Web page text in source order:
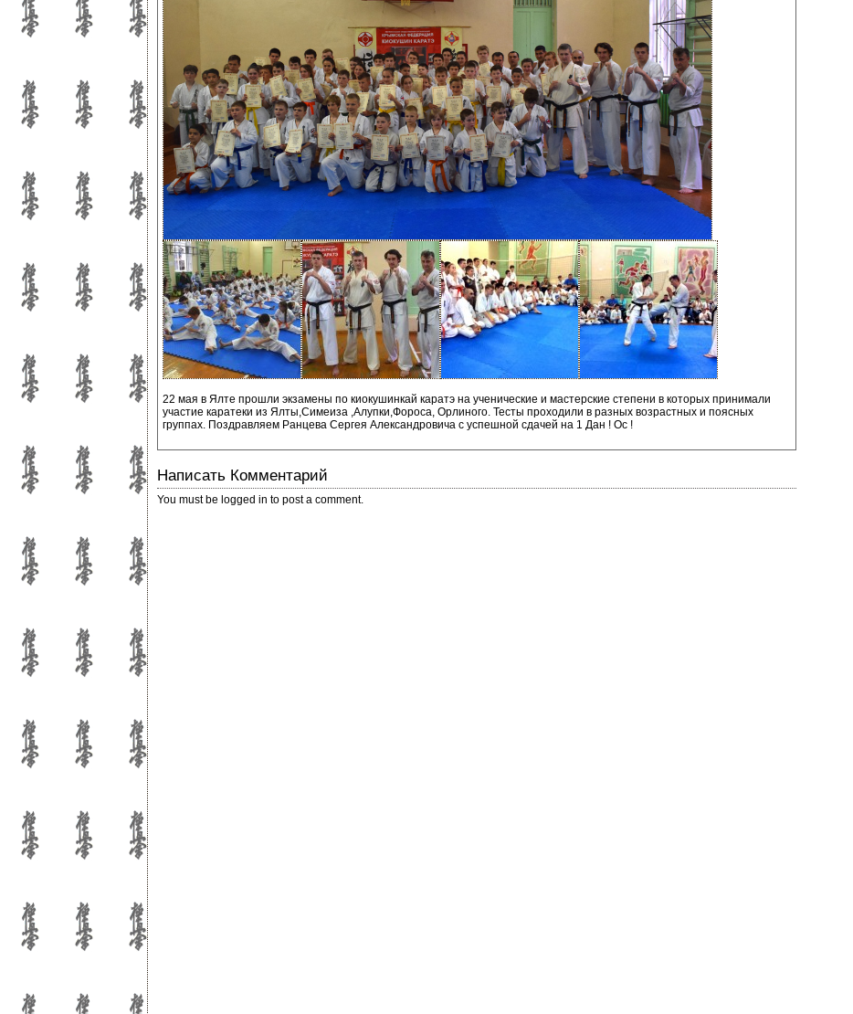
22 мая в Ялте прошли экзамены по киокушинкай каратэ на ученические и мастерские степени в которых принимали
участие каратеки из Ялты,Симеиза ,Алупки,Фороса, Орлиного. Тесты проходили в разных возрастных и поясных
группах. Поздравляем Ранцева Сергея Александровича с успешной сдачей на 1 Дан ! Ос !
Написать Комментарий
You must be logged in to post a comment.